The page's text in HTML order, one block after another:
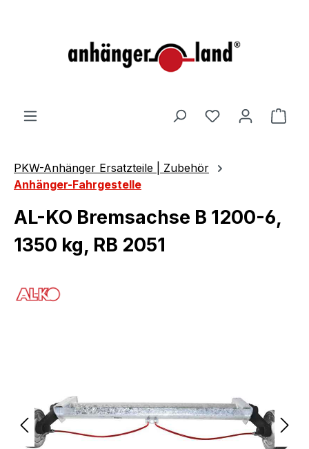
PKW-Anhänger Ersatzteile | Zubehör
Anhänger-Fahrgestelle
AL-KO Bremsachse B 1200-6,
1350 kg, RB 2051